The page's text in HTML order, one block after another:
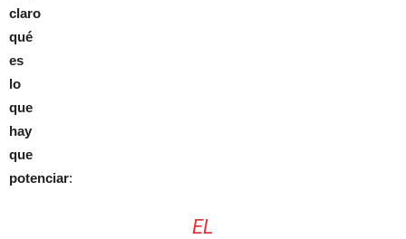
claro
qué
es
lo
que
hay
que
potenciar:
EL